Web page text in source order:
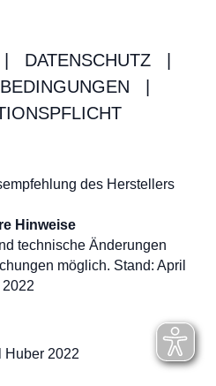
DATENSCHUTZ
des Herstellers
Hinweise
technische Änderungen
möglich. Stand: April
2022
Huber 2022